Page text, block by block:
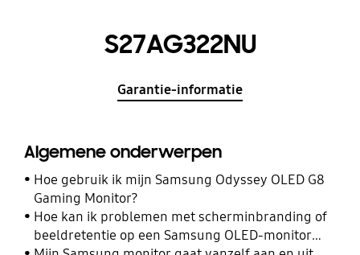
S27AG322NU
Garantie-informatie
Algemene onderwerpen
Hoe gebruik ik mijn Samsung Odyssey OLED G8
Gaming Monitor?
Hoe kan ik problemen met scherminbranding of
beeldretentie op een Samsung OLED-monitor